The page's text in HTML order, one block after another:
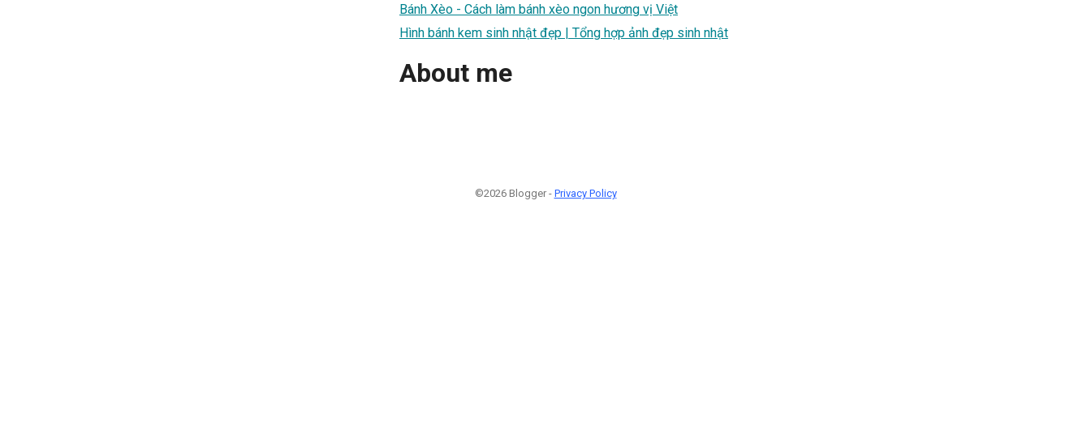
Bánh Xèo - Cách làm bánh xèo ngon hương vị Việt
Hình bánh kem sinh nhật đẹp | Tổng hợp ảnh đẹp sinh nhật
About me
©2026 Blogger - Privacy Policy